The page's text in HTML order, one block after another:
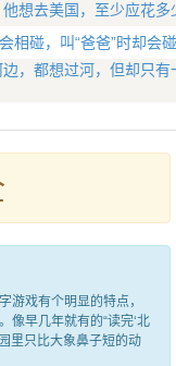
想去美国，至少应花多
相碰，叫“爸爸”时却会
，都想过河，但却只
戏有个明显的特点，
像早几年就有的“读完‘北
里只比大象鼻子短的动